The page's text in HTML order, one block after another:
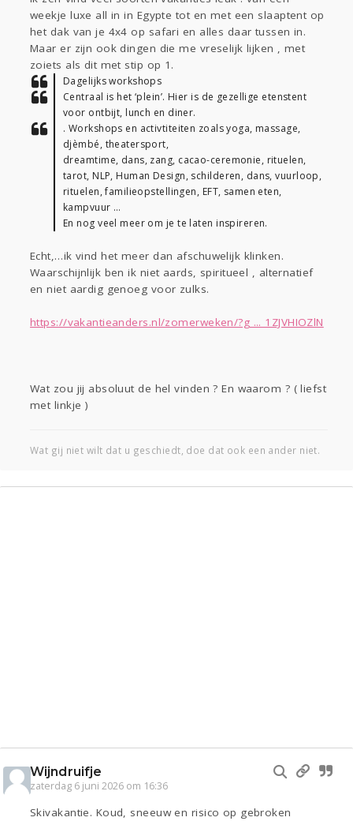
Gevraagd
Horen Doen
Zien
Lezen
weekje luxe all in in Egypte tot en met een slaaptent op
het dak van je 4x4 op safari en alles daar tussen in.
Maar er zijn ook dingen die me vreselijk lijken , met
zoiets als dit met stip op 1.
Dagelijks workshops
Centraal is het ‘plein’. Hier is de gezellige etenstent
voor ontbijt, lunch en diner.
. Workshops en activtiteiten zoals yoga, massage,
djèmbé, theatersport,
dreamtime, dans, zang, cacao-ceremonie, rituelen,
tarot, NLP, Human Design, schilderen, dans, vuurloop,
rituelen, familieopstellingen, EFT, samen eten,
kampvuur …
En nog veel meer om je te laten inspireren.
Echt,…ik vind het meer dan afschuwelijk klinken.
Waarschijnlijk ben ik niet aards, spiritueel , alternatief
en niet aardig genoeg voor zulks.
https://vakantieanders.nl/zomerweken/?g ... 1ZJVHIOZlN
Wat zou jij absoluut de hel vinden ? En waarom ? ( liefst
met linkje )
Wat gij niet wilt dat u geschiedt, doe dat ook een ander niet.
Wijndruifje
zaterdag 6 juni 2026 om 16:36
Skivakantie. Koud, sneeuw en risico op gebroken